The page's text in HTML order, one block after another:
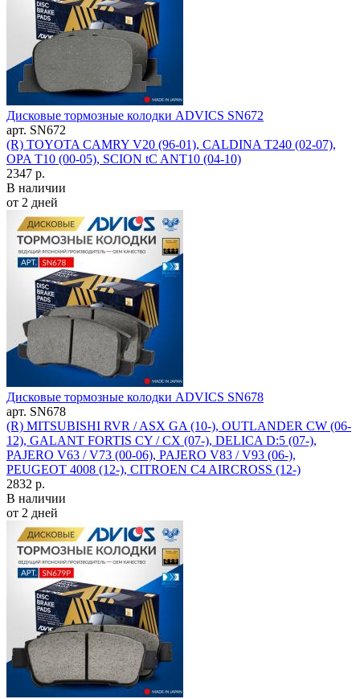
Дисковые тормозные колодки ADVICS SN672
арт. SN672
(R) TOYOTA CAMRY V20 (96-01), CALDINA T240 (02-07),
OPA T10 (00-05), SCION tC ANT10 (04-10)
2347 р.
В наличии
от 2 дней
Дисковые тормозные колодки ADVICS SN678
арт. SN678
(R) MITSUBISHI RVR / ASX GA (10-), OUTLANDER CW (06-
12), GALANT FORTIS CY / CX (07-), DELICA D:5 (07-),
PAJERO V63 / V73 (00-06), PAJERO V83 / V93 (06-),
PEUGEOT 4008 (12-), CITROEN C4 AIRCROSS (12-)
2832 р.
В наличии
от 2 дней